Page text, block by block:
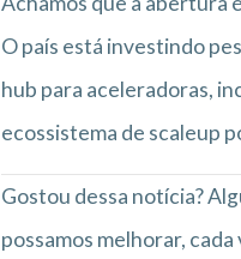
O país está investindo
hub para aceleradoras,
ecossistema de scaleup
Gostou dessa notícia?
possamos melhorar,